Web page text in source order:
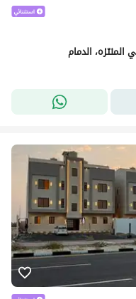
الدمام